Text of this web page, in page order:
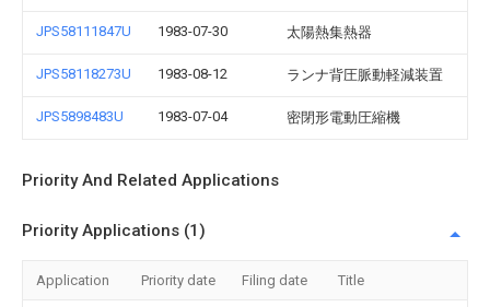
JPS58111847U 1983-07-30 太陽熱集熱器
JPS58118273U 1983-08-12 ランナ背圧脈動軽減装置
JPS5898483U 1983-07-04 密閉形電動圧縮機
Priority And Related Applications
Priority Applications (1)
Application Priority date Filing date Title